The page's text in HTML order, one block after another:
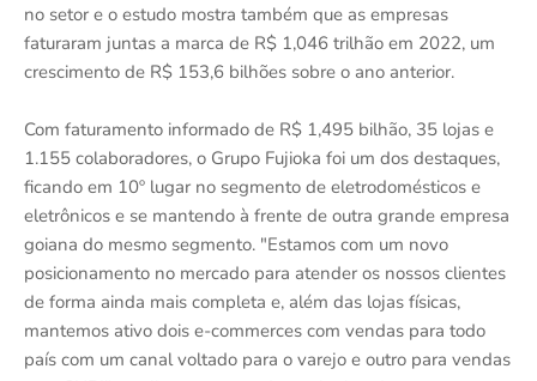
no setor e o estudo mostra também que as empresas
faturaram juntas a marca de R$ 1,046 trilhão em 2022, um
crescimento de R$ 153,6 bilhões sobre o ano anterior.
Com faturamento informado de R$ 1,495 bilhão, 35 lojas e
1.155 colaboradores, o Grupo Fujioka foi um dos destaques,
ficando em 10º lugar no segmento de eletrodomésticos e
eletrônicos e se mantendo à frente de outra grande empresa
goiana do mesmo segmento. "Estamos com um novo
posicionamento no mercado para atender os nossos clientes
de forma ainda mais completa e, além das lojas físicas,
mantemos ativo dois e-commerces com vendas para todo
país com um canal voltado para o varejo e outro para vendas